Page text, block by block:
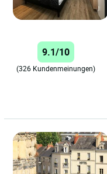
9.1/10
(326 Kundenmeinungen)